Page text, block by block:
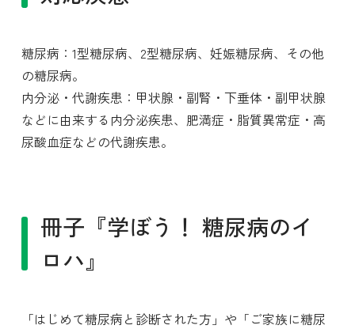
糖尿病：1型糖尿病、2型糖尿病、妊娠糖尿病、その他
の糖尿病。
内分泌・代謝疾患：甲状腺・副腎・下垂体・副甲状腺
などに由来する内分泌疾患、肥満症・脂質異常症・高
尿酸血症などの代謝疾患。
冊子『学ぼう！ 糖尿病のイ
ロハ』
「はじめて糖尿病と診断された方」や「ご家族に糖尿